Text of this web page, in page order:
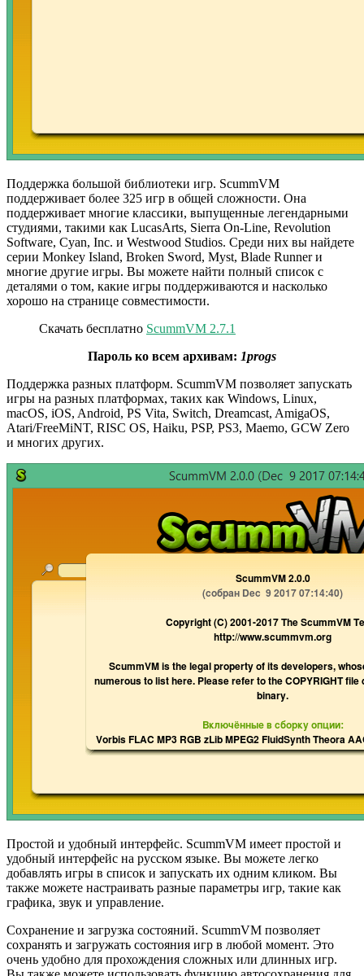
Поддержка большой библиотеки игр. ScummVM
поддерживает более 325 игр в общей сложности. Она
поддерживает многие классики, выпущенные легендарными
студиями, такими как LucasArts, Sierra On-Line, Revolution
Software, Cyan, Inc. и Westwood Studios. Среди них вы найдете
серии Monkey Island, Broken Sword, Myst, Blade Runner и
многие другие игры. Вы можете найти полный список с
деталями о том, какие игры поддерживаются и насколько
хорошо на странице совместимости.
Скачать бесплатно ScummVM 2.7.1
Пароль ко всем архивам: 1progs
Поддержка разных платформ. ScummVM позволяет запускать
игры на разных платформах, таких как Windows, Linux,
macOS, iOS, Android, PS Vita, Switch, Dreamcast, AmigaOS,
Atari/FreeMiNT, RISC OS, Haiku, PSP, PS3, Maemo, GCW Zero
и многих других.
Простой и удобный интерфейс. ScummVM имеет простой и
удобный интерфейс на русском языке. Вы можете легко
добавлять игры в список и запускать их одним кликом. Вы
также можете настраивать разные параметры игр, такие как
графика, звук и управление.
Сохранение и загрузка состояний. ScummVM позволяет
сохранять и загружать состояния игр в любой момент. Это
очень удобно для прохождения сложных или длинных игр.